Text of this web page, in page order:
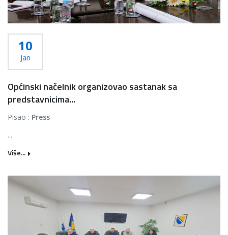
10
Jan
Općinski načelnik organizovao sastanak sa
predstavnicima...
Pisao : Press
...
Više...